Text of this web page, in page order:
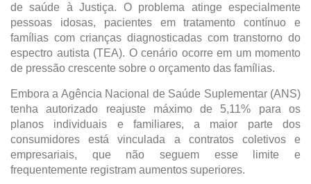
de saúde à Justiça. O problema atinge especialmente
pessoas idosas, pacientes em tratamento contínuo e
famílias com crianças diagnosticadas com transtorno do
espectro autista (TEA). O cenário ocorre em um momento
de pressão crescente sobre o orçamento das famílias.
Embora a Agência Nacional de Saúde Suplementar (ANS)
tenha autorizado reajuste máximo de 5,11% para os
planos individuais e familiares, a maior parte dos
consumidores está vinculada a contratos coletivos e
empresariais, que não seguem esse limite e
frequentemente registram aumentos superiores.